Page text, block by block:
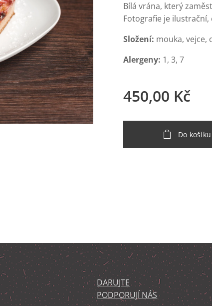
Bílá vrána, který
Fotografie je ilustrační,
Složení: mouka, vejce,
Alergeny: 1, 3, 7
450,00 Kč
Do košíku
DARUJTE
PODPORUJÍ NÁS